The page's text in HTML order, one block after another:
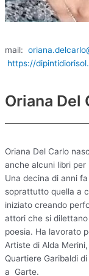
mail:
https://
Oriana Del
Oriana Del Carlo
anche alcuni libri per
Una decina di anni
soprattutto quella a
iniziato creando
attori che si
poesia. Ha lavorato
Artiste di Alda
Quartiere Garibaldi
a Garte.